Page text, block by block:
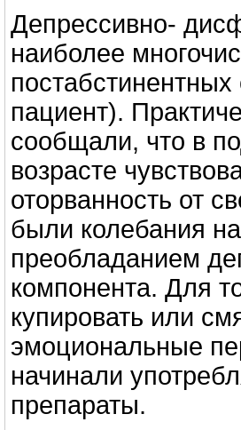
Депрессивно-
наиболее
пациент).
сообщали, что в
возрасте
оторванность от
были колебания
преобладанием
компонента. Для
купировать или
эмоциональные
начинали
препараты.